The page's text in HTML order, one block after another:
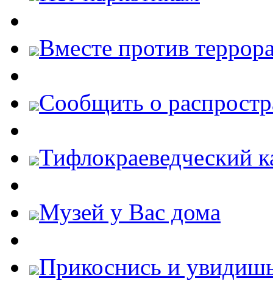
Вместе против
Cообщить о
Тифлокраеведческий
Музей у Вас дома
Прикоснись и